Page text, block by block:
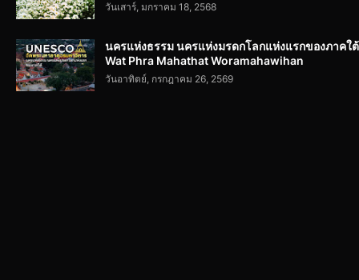
วันเสาร์, มกราคม 18, 2568
นครแห่งธรรม นครแห่งมรดกโลกแห่งแรกของภาคใต้
Wat Phra Mahathat Woramahawihan
วันอาทิตย์, กรกฎาคม 26, 2569